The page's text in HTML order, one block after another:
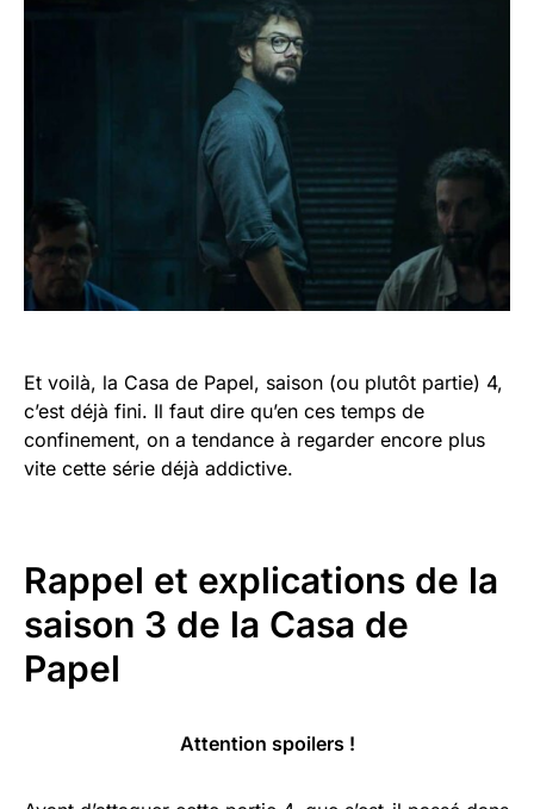
Et voilà, la Casa de Papel, saison (ou plutôt partie) 4,
c’est déjà fini. Il faut dire qu’en ces temps de
confinement, on a tendance à regarder encore plus
vite cette série déjà addictive.
Rappel et explications de la
saison 3 de la Casa de
Papel
Attention spoilers !